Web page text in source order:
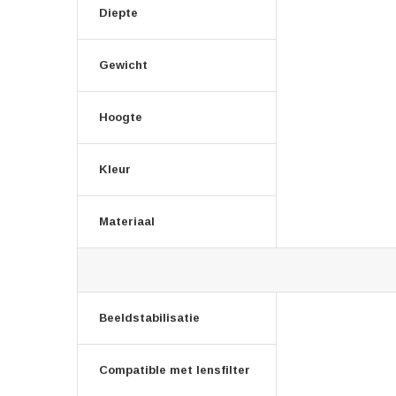
Diepte
Gewicht
Hoogte
Kleur
Materiaal
Beeldstabilisatie
Compatible met lensfilter